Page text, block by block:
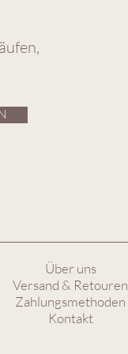
Über uns
Versand & Retouren
Zahlungsmethoden
Kontakt